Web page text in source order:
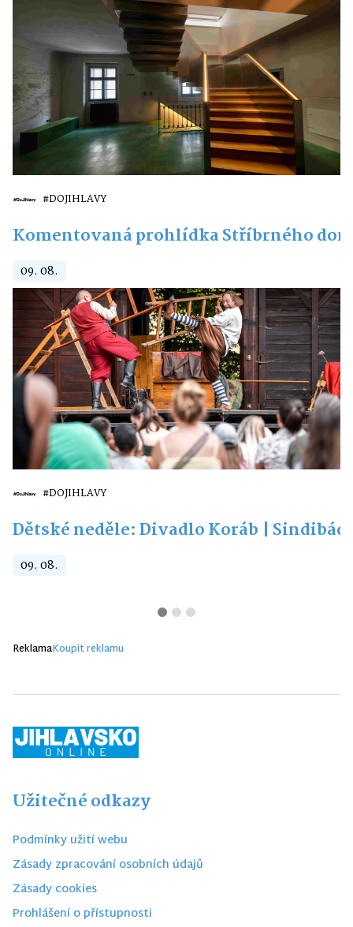
#DOJIHLAVY
Komentovaná prohlídka Stříbrného
09. 08.
#DOJIHLAVY
Dětské neděle: Divadlo Koráb |
09. 08.
ReklamaKoupit reklamu
Užitečné odkazy
Podmínky užití webu
Zásady zpracování osobních údajů
Zásady cookies
Prohlášení o přístupnosti